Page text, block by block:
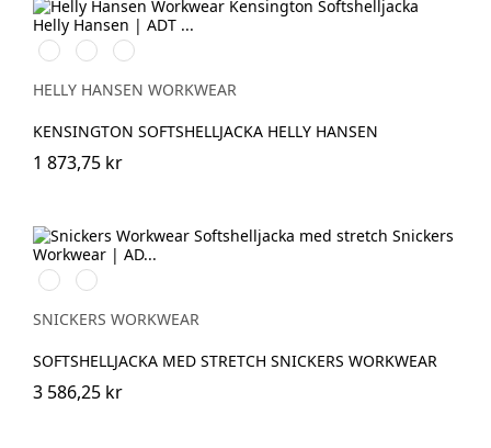
990
BLACK
590
NAVY
970
DARK
GREY
HELLY HANSEN WORKWEAR
KENSINGTON SOFTSHELLJACKA HELLY HANSEN
1 873,75 kr
Svart/Neongul
Äkta
blå/Marinblå
SNICKERS WORKWEAR
SOFTSHELLJACKA MED STRETCH SNICKERS WORKWEAR
3 586,25 kr